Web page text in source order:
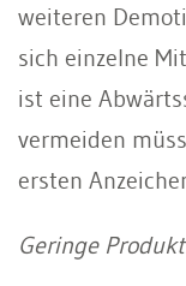
weiteren
sich einzelne
ist eine
vermeiden
ersten
Geringe